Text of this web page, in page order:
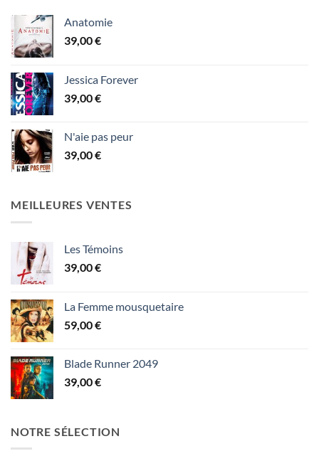
Anatomie
39,00€
Jessica Forever
39,00€
N'aie pas peur
39,00€
MEILLEURES VENTES
Les Témoins
39,00€
La Femme mousquetaire
59,00€
Blade Runner 2049
39,00€
NOTRE SÉLECTION